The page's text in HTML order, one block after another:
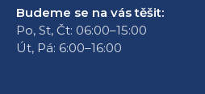
Budeme se na vás těšit:
Po, St, Čt: 06:00–15:00
Út, Pá: 6:00–16:00